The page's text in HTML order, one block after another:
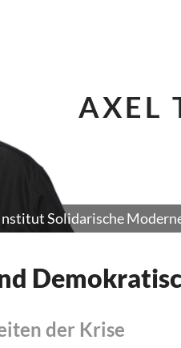
AXEL
Solidarische
der Krise